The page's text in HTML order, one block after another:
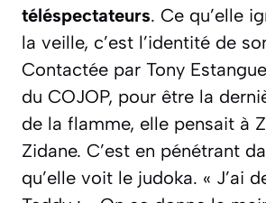
téléspectateurs. Ce qu’elle
la veille, c’est l’identité de
Contactée par Tony
du COJOP, pour être la
de la flamme, elle pensait à
Zidane. C’est en pénétrant
qu’elle voit le judoka. « J’ai